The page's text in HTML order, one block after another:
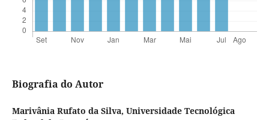
Biografia do Autor
Marivânia Rufato da Silva, Universidade Tecnológica